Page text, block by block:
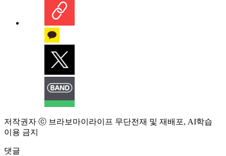
저작권자 ⓒ 브라보마이라이프 무단전재 및 재배포, AI학습
이용 금지
댓글